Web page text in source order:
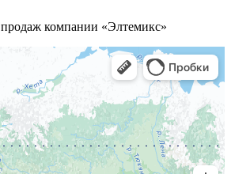
компании «Элтемикс»